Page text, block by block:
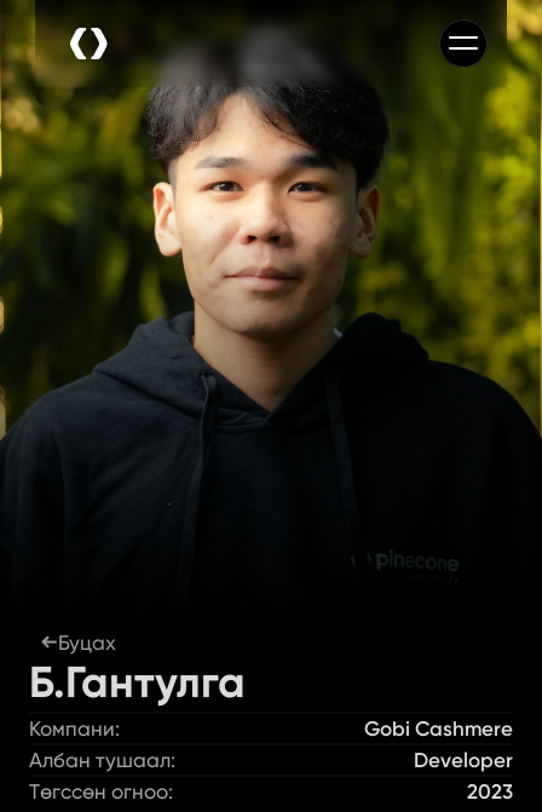
Компани:
Gobi Cashmere
Албан тушаал:
Developer
Төгссөн огноо:
2023
Буцах
Б.Гантулга